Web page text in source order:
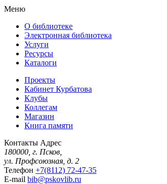
Меню
О библиотеке
Электронная библиотека
Услуги
Ресурсы
Каталоги
Проекты
Кабинет Курбатова
Клубы
Коллегам
Магазин
Книга памяти
Контакты Адрес
180000, г. Псков,
ул. Профсоюзная, д. 2
Телефон +7(8112) 72-47-35
E-mail bib@pskovlib.ru